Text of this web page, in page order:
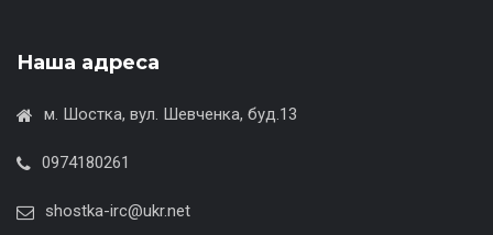
Наша адреса
м. Шостка, вул. Шевченка, буд.13
0974180261
shostka-irc@ukr.net